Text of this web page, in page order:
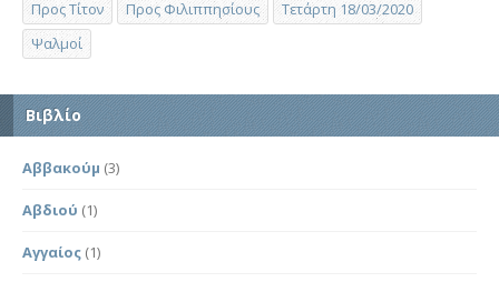
Προς Τίτον
Προς Φιλιππησίους
Τετάρτη 18/03/2020
Ψαλμοί
Βιβλίο
Αββακούμ (3)
Αβδιού (1)
Αγγαίος (1)